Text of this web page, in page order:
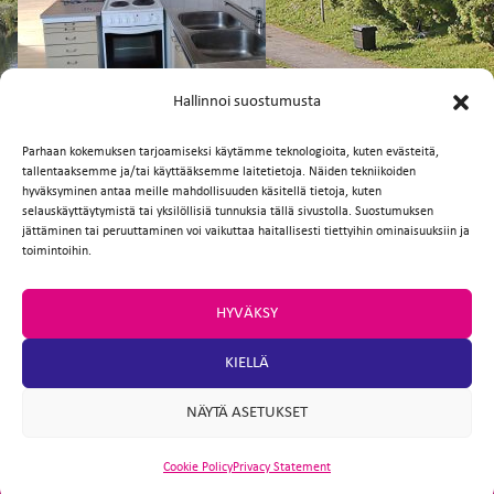
Hallinnoi suostumusta
Parhaan kokemuksen tarjoamiseksi käytämme teknologioita, kuten evästeitä,
tallentaaksemme ja/tai käyttääksemme laitetietoja. Näiden tekniikoiden
hyväksyminen antaa meille mahdollisuuden käsitellä tietoja, kuten
selauskäyttäytymistä tai yksilöllisiä tunnuksia tällä sivustolla. Suostumuksen
jättäminen tai peruuttaminen voi vaikuttaa haitallisesti tiettyihin ominaisuuksiin ja
toimintoihin.
HYVÄKSY
KIELLÄ
NÄYTÄ ASETUKSET
Cookie PolicyPrivacy Statement
FI
Facebook
TwitterEmailWhatsApp